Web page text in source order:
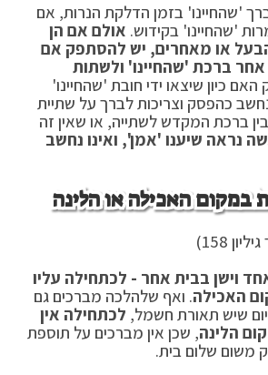
'שהחיינו' בזמן הדלקת הנרות, אם
'שהחיינו' בקידוש. אולם אם הן
או מאחרים, יש להסתפק אם
אחר ברכת 'שהחיינו' ולשתות
האם כיון שיצאו ידי חובת 'שהחיינו'
כהפסק וצריכות לברך על שתיית
ברכת המקדש לשתייה, או שאין זה
נראה שיענו 'אמן', ואינו נחשב
במקום האכילה או הלינה
158)
וישן בבית אחר - לכתחילה עליו
האכילה. ואף שלהלכה מברכים גם
שיש תאורת חשמל, לכתחילה אין
הלינה, שכן אין מברכים על תוספת
משום שלום בית.